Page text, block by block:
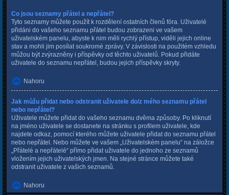
Co jsou seznamy přátel a nepřátel?
Tyto seznamy můžete použít k rozdělení ostatních členů fóra. Uživatelé
přidáni do vašeho seznamu přátel budou zobrazeni ve vašem
uživatelském panelu, abyste k nim měli rychlý přístup, viděli jejich online
stav a mohli jim posílat soukromé zprávy. V závislosti na použitém vzhledu
můžou být zvýrazněny i příspěvky od těchto uživatelů. Pokud přidáte
uživatele do seznamu nepřátel, budou jejich příspěvky skryty.
Nahoru
Jak můžu přidat nebo odstranit uživatele do/z mého seznamu přátel
nebo nepřátel?
Uživatele můžete přidat do vašeho seznamu dvěma způsoby. Po kliknutí
na jméno uživatele se dostanete na stránku s profilem uživatele, kde
najdete odkaz, pomocí kterého můžete uživatele přidat do seznamu přátel
nebo nepřátel. Nebo můžete ve vašem „Uživatelském panelu“ na záložce
„Přátelé a nepřátelé“ přímo přidat uživatele do jednoho ze seznamů
vložením jejich uživatelských jmen. Na stejné stránce můžete také
odstranit uživatele z vašich seznamů.
Nahoru